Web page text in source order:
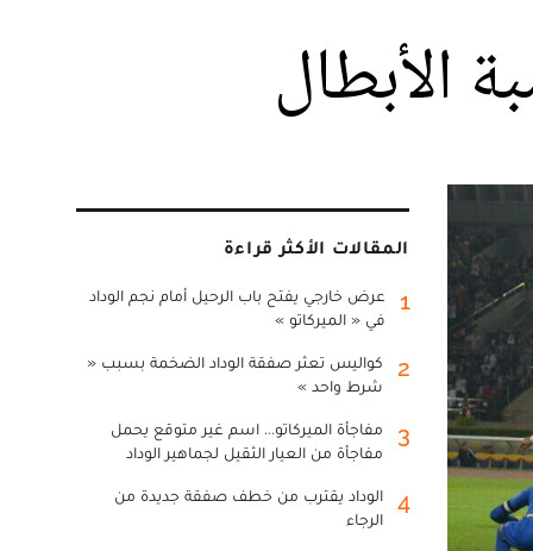
الأبطال
المقالات الأكثر قراءة
1
عرض خارجي يفتح باب الرحيل أمام نجم الوداد
في « الميركاتو »
2
كواليس تعثر صفقة الوداد الضخمة بسبب «
شرط واحد »
3
مفاجأة الميركاتو... اسم غير متوقع يحمل
مفاجأة من العيار الثقيل لجماهير الوداد
4
الوداد يقترب من خطف صفقة جديدة من
الرجاء